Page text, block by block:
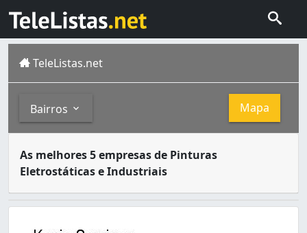
TeleListas.net
Bairros Mapa
As melhores 5 empresas de Pinturas
Eletrostáticas e Industriais
Belém , ou Belém do Pará como também e conhecida,